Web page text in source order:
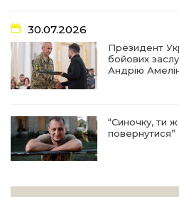
11:06
20 лип
За дві доби — серія
Барвінківській громаді
14:38
У Барвінковому
13:52
10 лип
Посмертні нагороди
вшанували полеглих
30.07.2026
Президент
бойових
Андрію
“Синочку, ти
повернутися”